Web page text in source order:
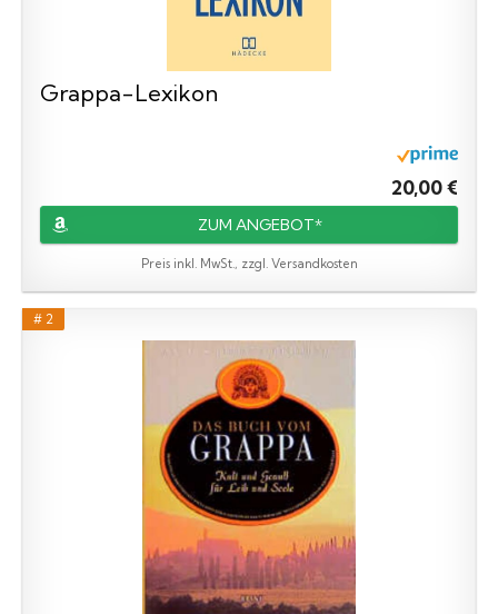
Grappa-Lexikon
20,00 €
ZUM ANGEBOT*
Preis inkl. MwSt., zzgl. Versandkosten
# 2